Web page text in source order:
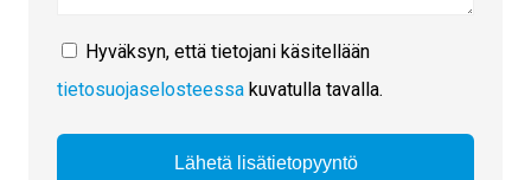
Hyväksyn, että tietojani käsitellään
tietosuojaselosteessa kuvatulla tavalla.